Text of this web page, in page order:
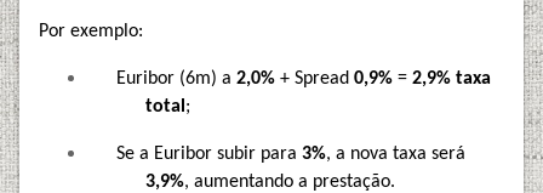
Por exemplo:
Euribor (6m) a 2,0% + Spread 0,9% = 2,9% taxa
total ;
Se a Euribor subir para 3%, a nova taxa será
3,9%, aumentando a prestação.